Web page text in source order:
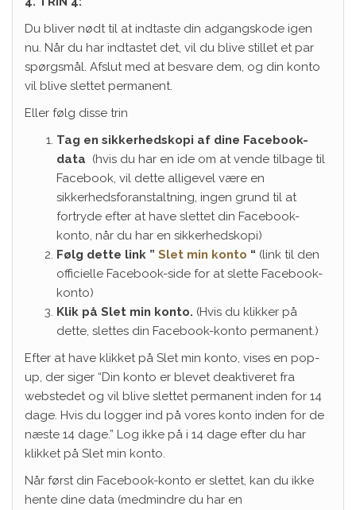
Du bliver nødt til at indtaste din adgangskode igen
nu. Når du har indtastet det, vil du blive stillet et par
spørgsmål. Afslut med at besvare dem, og din konto
vil blive slettet permanent.
Eller følg disse trin
Tag en sikkerhedskopi af dine Facebook-
data (hvis du har en ide om at vende tilbage til
Facebook, vil dette alligevel være en
sikkerhedsforanstaltning, ingen grund til at
fortryde efter at have slettet din Facebook-
konto, når du har en sikkerhedskopi)
Følg dette link ” Slet min konto “ (link til den
officielle Facebook-side for at slette Facebook-
konto)
Klik på Slet min konto. (Hvis du klikker på
dette, slettes din Facebook-konto permanent.)
Efter at have klikket på Slet min konto, vises en pop-
up, der siger “Din konto er blevet deaktiveret fra
webstedet og vil blive slettet permanent inden for 14
dage. Hvis du logger ind på vores konto inden for de
næste 14 dage.” Log ikke på i 14 dage efter du har
klikket på Slet min konto.
Når først din Facebook-konto er slettet, kan du ikke
hente dine data (medmindre du har en